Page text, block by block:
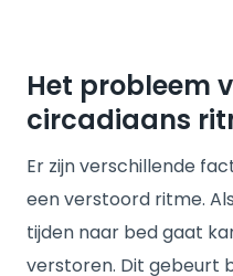
Het probleem
circadiaans
Er zijn verschillende
een verstoord ritme.
tijden naar bed gaat
verstoren. Dit gebeurt